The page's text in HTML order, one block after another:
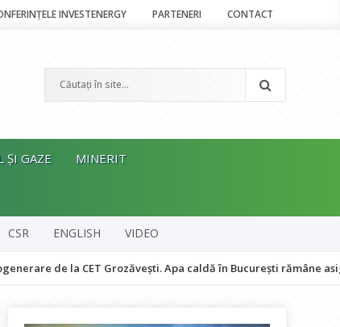
INVESTENERGY PARTENERI CONTACT
ȘI GAZE MINERIT
CSR ENGLISH VIDEO
la CET Grozăvești. Apa caldă în București rămâne asigurată